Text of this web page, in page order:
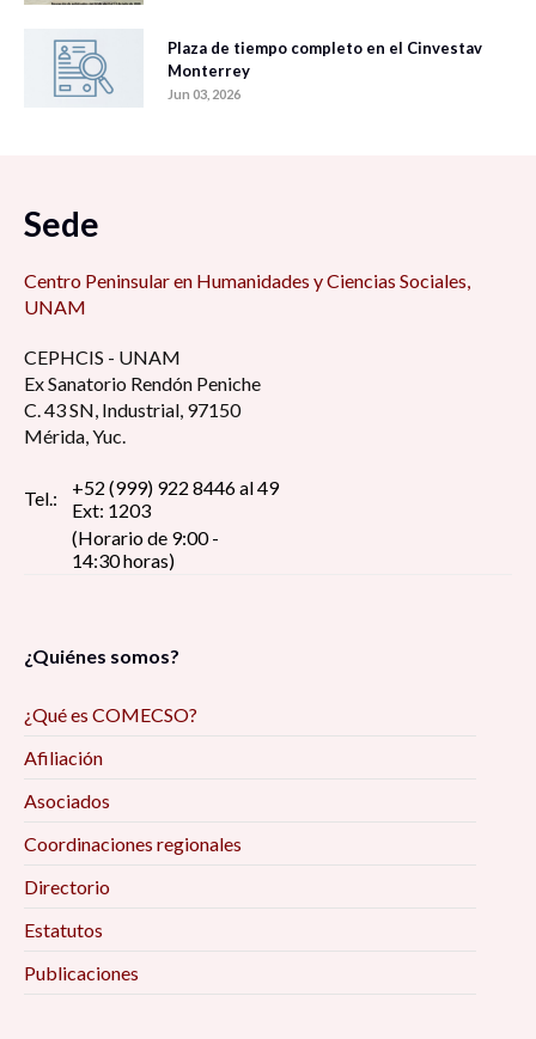
Plaza de tiempo completo en el Cinvestav
Monterrey
Jun 03, 2026
Sede
Centro Peninsular en Humanidades y Ciencias Sociales,
UNAM
CEPHCIS - UNAM
Ex Sanatorio Rendón Peniche
C. 43 SN, Industrial, 97150
Mérida, Yuc.
Tel.:
+52 (999) 922 8446 al 49
Ext: 1203
(Horario de 9:00 -
14:30 horas)
¿Quiénes somos?
¿Qué es COMECSO?
Afiliación
Asociados
Coordinaciones regionales
Directorio
Estatutos
Publicaciones